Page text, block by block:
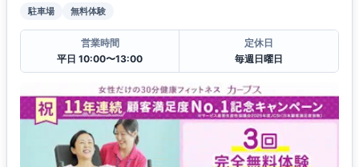
駐車場 無料体験
営業時間
平日 10:00〜13:00
定休日
毎週日曜日